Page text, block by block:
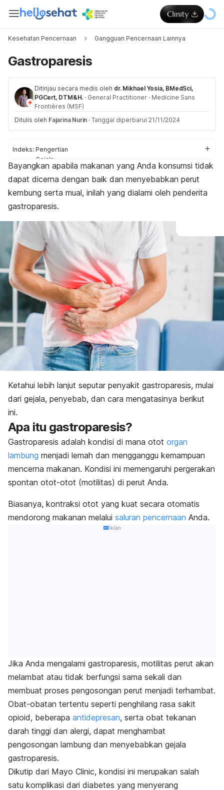
Kesehatan Pencernaan Gangguan Pencernaan Lainnya
Gastroparesis
Ditinjau secara medis oleh dr. Mikhael Yosia, BMedSci,
PGCert, DTM&H. · General Practitioner · Medicine Sans
Frontières (MSF)
Ditulis oleh Fajarina Nurin · Tanggal diperbarui 21/11/2024
Indeks: Pengertian
Gejala
Penyebab
Faktor risiko
Diagnosis
Pengobatan
Perawatan rumahan
Bayangkan apabila makanan yang Anda konsumsi tidak
dapat dicerna dengan baik dan menyebabkan perut
kembung serta mual, inilah yang dialami oleh penderita
gastroparesis.
Ketahui lebih lanjut seputar penyakit gastroparesis, mulai
dari gejala, penyebab, dan cara mengatasinya berikut
ini.
Apa itu gastroparesis?
Gastroparesis adalah kondisi di mana otot organ
lambung menjadi lemah dan mengganggu kemampuan
mencerna makanan. Kondisi ini memengaruhi pergerakan
spontan otot-otot (motilitas) di perut Anda.
Biasanya, kontraksi otot yang kuat secara otomatis
mendorong makanan melalui saluran pencernaan Anda.
Iklan
Jika Anda mengalami gastroparesis, motilitas perut akan
melambat atau tidak berfungsi sama sekali dan
membuat proses pengosongan perut menjadi terhambat.
Obat-obatan tertentu seperti penghilang rasa sakit
opioid, beberapa antidepresan, serta obat tekanan
darah tinggi dan alergi, dapat menghambat
pengosongan lambung dan menyebabkan gejala
gastroparesis.
Dikutip dari Mayo Clinic, kondisi ini merupakan salah
satu komplikasi dari diabetes yang menyerang